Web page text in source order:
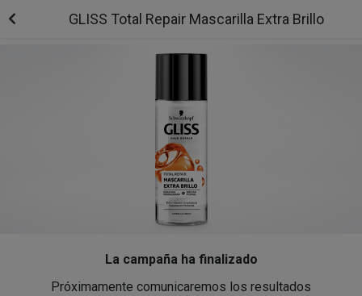
GLISS Total Repair Mascarilla Extra Brillo
La campaña ha finalizado
Próximamente comunicaremos los resultados